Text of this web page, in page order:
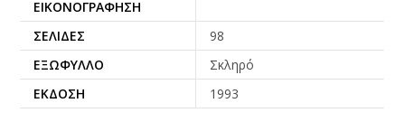
ΕΙΚΟΝΟΓΡΆΦΗΣΗ
ΣΕΛΊΔΕΣ
98
ΕΞΏΦΥΛΛΟ
Σκληρό
ΈΚΔΟΣΗ
1993